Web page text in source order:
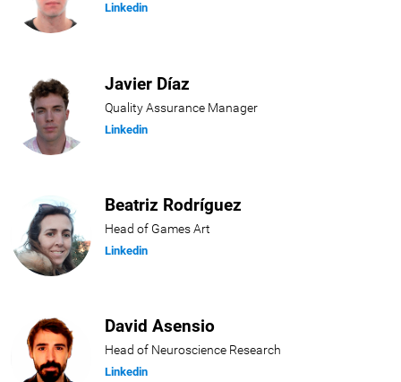
Linkedin
Javier Díaz
Quality Assurance Manager
Linkedin
Beatriz Rodríguez
Head of Games Art
Linkedin
David Asensio
Head of Neuroscience Research
Linkedin